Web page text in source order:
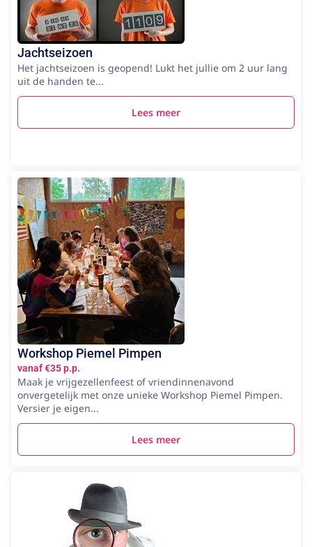
Jachtseizoen
Het jachtseizoen is geopend! Lukt het jullie om 2 uur lang
uit de handen te...
Lees meer
Workshop Piemel Pimpen
vanaf €35 p.p.
Maak je vrijgezellenfeest of vriendinnenavond
onvergetelijk met onze unieke Workshop Piemel Pimpen.
Versier je eigen...
Lees meer